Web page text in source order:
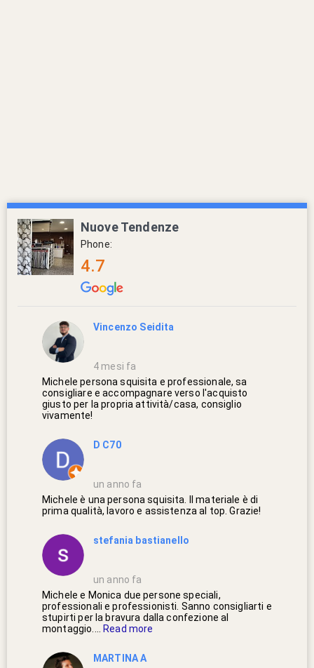
Nuove Tendenze
Phone:
4.7
Vincenzo Seidita
4 mesi fa
Michele persona squisita e professionale, sa
consigliare e accompagnare verso l'acquisto
giusto per la propria attività/casa, consiglio
vivamente!
D C70
un anno fa
Michele è una persona squisita. Il materiale è di
prima qualità, lavoro e assistenza al top. Grazie!
stefania bastianello
un anno fa
Michele e Monica due persone speciali,
professionali e professionisti. Sanno consigliarti e
stupirti per la bravura dalla confezione al
montaggio....
Read more
MARTINA A